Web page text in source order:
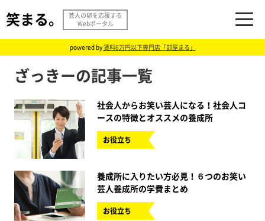
笑まる。
芸人の卵を応援する
Webポータル
powered by 賃料6万円以下専門店「部屋まる」
ざっきーの記事一覧
社会人からお笑い芸人になる！社会人コ
ースの特徴とオススメの養成所
お役立ち
養成所に入りたい方必見！６つのお笑い
芸人養成所の学費まとめ
お役立ち